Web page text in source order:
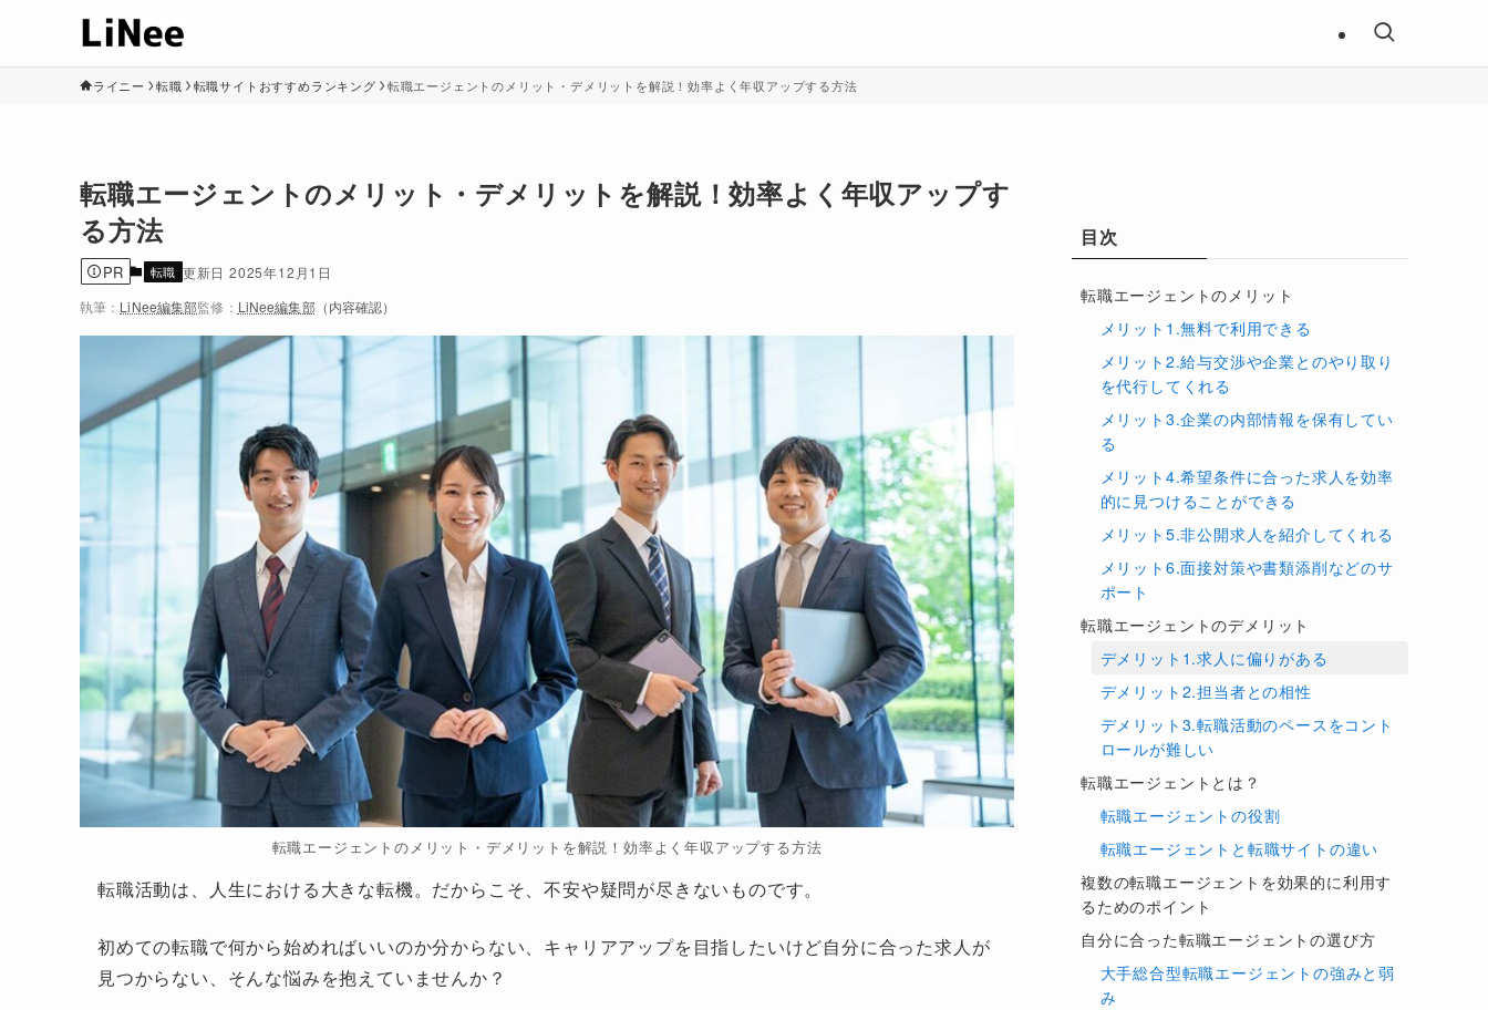
ライニー 転職 転職サイトおすすめランキング 転職エージェントのメリット・デメリットを解説！効率よく年収アップする方法
転職エージェントのメリット・デメリットを解説！効率よく年収アップす
る方法
PR 転職
2025年12月1日
執筆： LiNee編集部監修： LiNee編集部（内容確認）
転職エージェントのメリット・デメリットを解説！効率よく年収アップする方法
転職活動は、人生における大きな転機。だからこそ、不安や疑問が尽きないものです。
初めての転職で何から始めればいいのか分からない、キャリアアップを目指したいけど自分に合った求人が
見つからない、そんな悩みを抱えていませんか？
目次
転職エージェントのメリット
メリット1.無料で利用できる
メリット2.給与交渉や企業とのやり取り
を代行してくれる
メリット3.企業の内部情報を保有してい
る
メリット4.希望条件に合った求人を効率
的に見つけることができる
メリット5.非公開求人を紹介してくれる
メリット6.面接対策や書類添削などのサ
ポート
転職エージェントのデメリット
デメリット1.求人に偏りがある
デメリット2.担当者との相性
デメリット3.転職活動のペースをコント
ロールが難しい
転職エージェントとは？
転職エージェントの役割
転職エージェントと転職サイトの違い
複数の転職エージェントを効果的に利用す
るためのポイント
自分に合った転職エージェントの選び方
大手総合型転職エージェントの強みと弱
み